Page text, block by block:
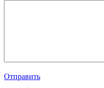
Отправить